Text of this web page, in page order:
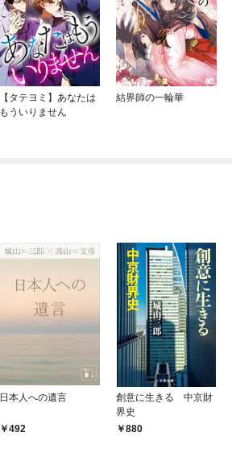
【タテヨミ】あなたは
もういりません
結界師の一輪華
日本人への遺言
492
創意に生きる 中京財
界史
880